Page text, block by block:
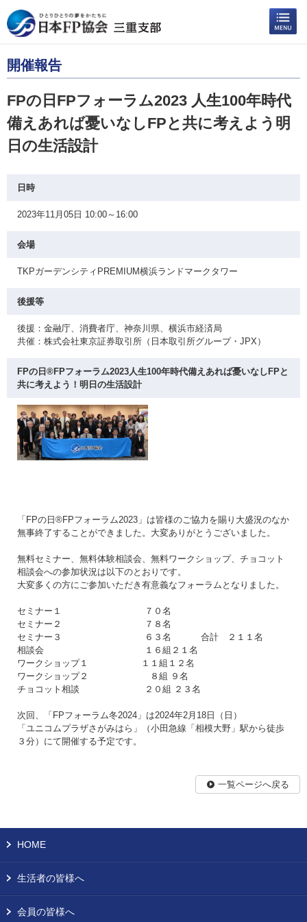
開催報告
FPの日FPフォーラム2023 人生100年時代
備えあれば憂いなしFPと共に考えよう明
日の生活設計
日時
2023年11月05日 10:00～16:00
会場
TKPガーデンシティPREMIUM横浜ランドマークタワー
後援等
後援：金融庁、消費者庁、神奈川県、横浜市経済局
共催：株式会社東京証券取引所（日本取引所グループ・JPX）
FPの日®FPフォーラム2023人生100年時代備えあれば憂いなしFPと
共に考えよう！明日の生活設計
「FPの日®FPフォーラム2023」は皆様のご協力を賜り大盛況のなか
無事終了することができました。大変ありがとうございました。
無料セミナー、無料体験相談会、無料ワークショップ、チョコット
相談会への参加状況は以下のとおりです。
大変多くの方にご参加いただき有意義なフォーラムとなりました。
セミナー１ ７０名
セミナー２ ７８名
セミナー３ ６３名 合計 ２１１名
相談会 １６組２１名
ワークショップ１ １１組１２名
ワークショップ２ ８組 ９名
チョコット相談 ２０組 ２３名
次回、「FPフォーラム冬2024」は2024年2月18日（日）
「ユニコムプラザさがみはら」（小田急線「相模大野」駅から徒歩
３分）にて開催する予定です。
一覧ページへ戻る
HOME
生活者の皆様へ
会員の皆様へ